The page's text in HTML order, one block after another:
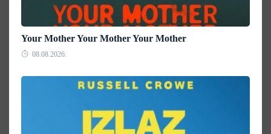
Your Mother Your Mother Your Mother
08.08.2026.